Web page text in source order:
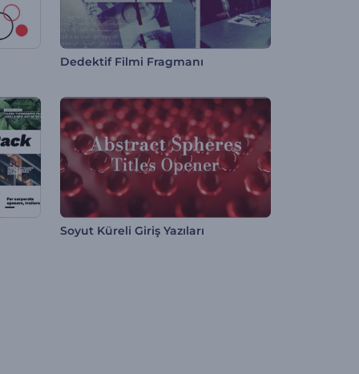
Dedektif Filmi Fragmanı
Soyut Küreli Giriş Yazıları